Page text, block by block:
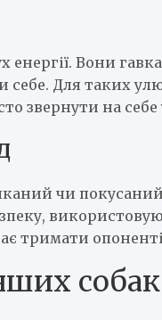
енергії. Вони
Для таких
звернути на себе
чи
тримати